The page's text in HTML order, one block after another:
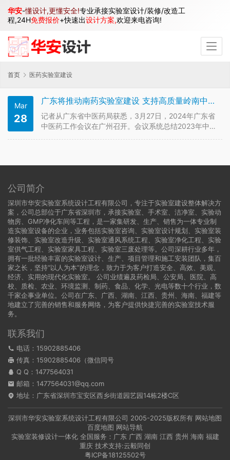
首页 医药实验室建设
Mar
28
广东将推动南药实验室建设 支持高质量岭南中医药品牌“走出去”
记者从广东省中医药局获悉，3月27日，2024年广东省
中医药工作会议在广州召开。会议系统总结2023年中医
议。 根据大会部署，…
公司简介
深圳市华安实验室系统设计工程有限公司，专注于实验室建设整体解决方
案，公司总部位于广东省深圳市，承接实验室、手术室、洁净室、实验动
物房、GMP净化车间等工程，是一家集研发、生产、销售为一体专业制
造实验室设备的企业，业务包括实验室咨询、实验室设计规划、实验室装
修装饰、实验室改造升级、实验室通风系统工程、实验室净化工程、实验
室供气工程、实验室家具工程、实验室三废处理等。公司深耕行业多年，
拥有一批经验丰富的实验室设计、生产、项目管理和施工安装团队，集百
家之长，坚持“以人为本”的理念，致力于为客户打造安全、高效、美观、
经济、实用的现代化实验室。 公司业绩遍及药检局、公安局、医院、高
校、质检、农业、环境监测、制药、食品、化学、光电等数十个行业，数
千家企事业单位。公司在广东、广西、湖南、江西、贵州、海南、福建等
地建立了完善的销售和服务网络，为客户提供快捷完善的实验室技术服
务。
联系我们
电话：15902885406
传真：15902885406（微信同号
Q Q： 1477564031
邮箱：1477564031@qq.com
地址：广东省深圳市宝安区西乡街道园艺园14栋2楼C区
深圳市华安实验室系统设计工程有限公司 2005-2025版权所有 网站地图
百度地图 网站导航
实验室装修设计一体化 全国服务： 广东 广西 湖南 江西 贵州 海南 福建
重庆 技术支持:云毅同创
粤ICP备18125502号
华安-懂设计,更懂安全!专业承接实验室设计/装修/改造工
程,24H免费报价+快速出设计方案,欢迎来电咨询!